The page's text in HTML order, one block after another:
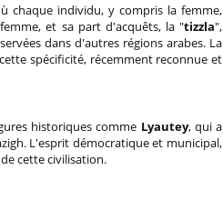
chaque individu, y compris la femme,
et sa part d'acquêts, la "tizzla",
dans d'autres régions arabes. La
spécificité, récemment reconnue et
historiques comme Lyautey, qui a
L'esprit démocratique et municipal,
cette civilisation.